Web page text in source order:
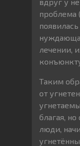
проблема
лечении,
Таким
от
благая, но
люди,